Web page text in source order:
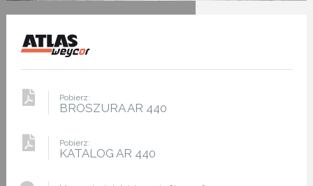
Pobierz:
BROSZURA AR 440
Pobierz:
KATALOG AR 440